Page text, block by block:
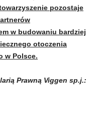
pozostaje
w budowaniu bardziej
otoczenia
w Polsce.
Prawną Viggen sp.j.: